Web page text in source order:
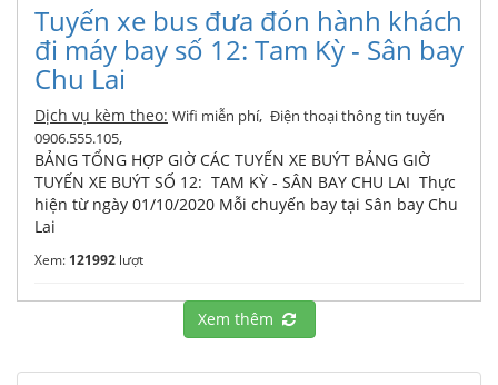
Tuyến xe bus đưa đón hành khách
đi máy bay số 12: Tam Kỳ - Sân bay
Chu Lai
Dịch vụ kèm theo: Wifi miễn phí, Điện thoại thông tin tuyến
0906.555.105,
BẢNG TỔNG HỢP GIỜ CÁC TUYẾN XE BUÝT BẢNG GIỜ
TUYẾN XE BUÝT SỐ 12: TAM KỲ - SÂN BAY CHU LAI Thực
hiện từ ngày 01/10/2020 Mỗi chuyến bay tại Sân bay Chu
Lai
Xem: 121992 lượt
Xem thêm